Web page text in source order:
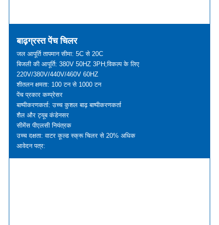
बाढ़ग्रस्त पेंच चिलर
जल आपूर्ति तापमान सीमा: 5C से 20C
बिजली की आपूर्ति: 380V 50HZ 3PH;विकल्प के लिए
220V/380V/440V/460V 60HZ
शीतलन क्षमता: 100 टन से 1000 टन
पेंच प्रकार कम्प्रेसर
बाष्पीकरणकर्ता: उच्च कुशल बाढ़ बाष्पीकरणकर्ता
शैल और ट्यूब कंडेनसर
सीमेंस पीएलसी नियंत्रक
उच्च दक्षता: वाटर कूल्ड स्क्रू चिलर से 20% अधिक
आवेदन पत्र: